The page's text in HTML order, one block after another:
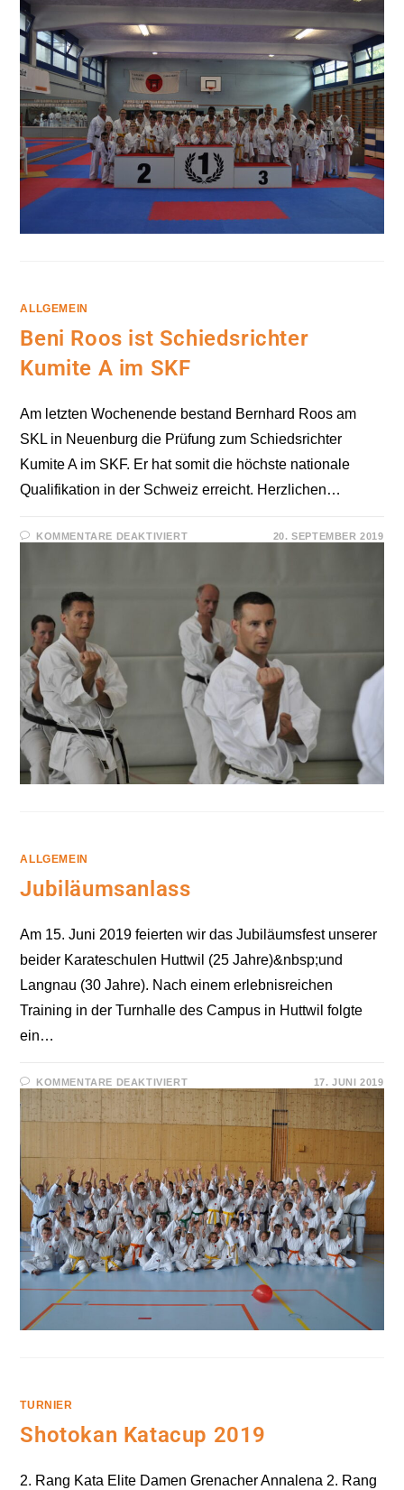
UND
KLUBMEISTERSCHAFT
2019
ALLGEMEIN
Beni Roos ist Schiedsrichter
Kumite A im SKF
Am letzten Wochenende bestand Bernhard Roos am
SKL in Neuenburg die Prüfung zum Schiedsrichter
Kumite A im SKF. Er hat somit die höchste nationale
Qualifikation in der Schweiz erreicht. Herzlichen…
KOMMENTARE DEAKTIVIERTFÜR
BENI
SCHIEDSRICHTER
KUMITE
IM
SKF
20. SEPTEMBER 2019
ALLGEMEIN
Jubiläumsanlass
Am 15. Juni 2019 feierten wir das Jubiläumsfest unserer
beider Karateschulen Huttwil (25 Jahre)&nbsp;und
Langnau (30 Jahre). Nach einem erlebnisreichen
Training in der Turnhalle des Campus in Huttwil folgte
ein…
KOMMENTARE DEAKTIVIERTFÜR
JUBILÄUMSANLASS
17. JUNI 2019
TURNIER
Shotokan Katacup 2019
2. Rang Kata Elite Damen Grenacher Annalena 2. Rang